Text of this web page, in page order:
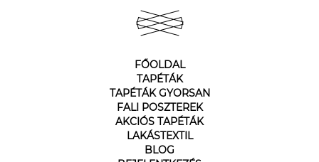
FŐOLDAL
TAPÉTÁK
TAPÉTÁK GYORSAN
FALI POSZTEREK
AKCIÓS TAPÉTÁK
LAKÁSTEXTIL
BLOG